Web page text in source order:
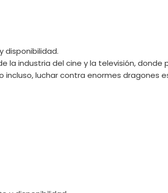
disponibilidad.
la industria del cine y la televisión,
luchar contra enormes dragones